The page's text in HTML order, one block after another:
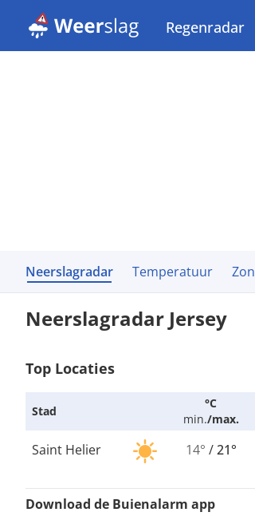
Regenradar
Neerslagradar Temperatuur Zon
Neerslagradar Jersey
Top Locaties
Stad
°C
min./max.
Saint Helier 14° /21°
Download de Buienalarm app